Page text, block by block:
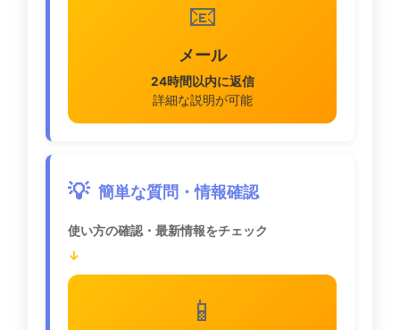
📧
メール
24時間以内に返信
詳細な説明が可能
💡 簡単な質問・情報確認
使い方の確認・最新情報をチェック
↓
📱